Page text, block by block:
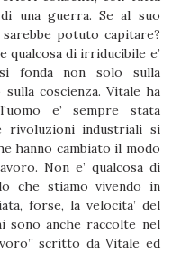
una guerra. Se al suo
potuto capitare?
qualcosa di irriducibile e’
fonda non solo sulla
coscienza. Vitale ha
e’ sempre stata
rivoluzioni industriali si
hanno cambiato il modo
Non e’ qualcosa di
che stiamo vivendo in
forse, la velocita’ del
sono anche raccolte nel
scritto da Vitale ed